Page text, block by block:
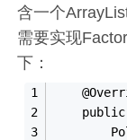
含一个
需要实现
下：